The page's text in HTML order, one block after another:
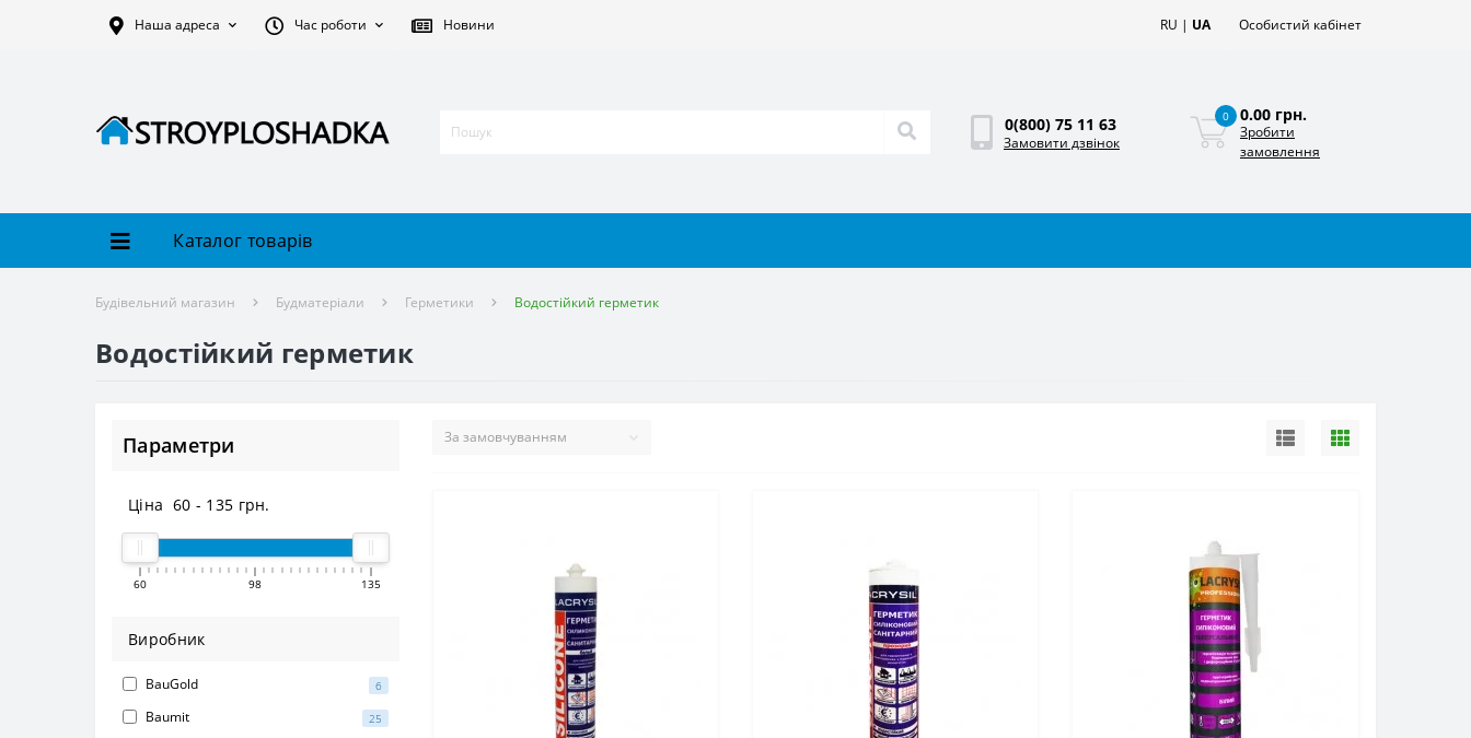
Наша адреса Час роботи Новини RU | UA Особистий кабінет
0(800) 75 11 63
Замовити дзвінок
0 0.00 грн.
Зробити
замовлення
Каталог товарів
Будівельний магазин Будматеріали Герметики Водостійкий герметик
Водостійкий герметик
Параметри
Ціна 60 - 135 грн.
60 98 135
Виробник
BauGold 6
Baumit 25